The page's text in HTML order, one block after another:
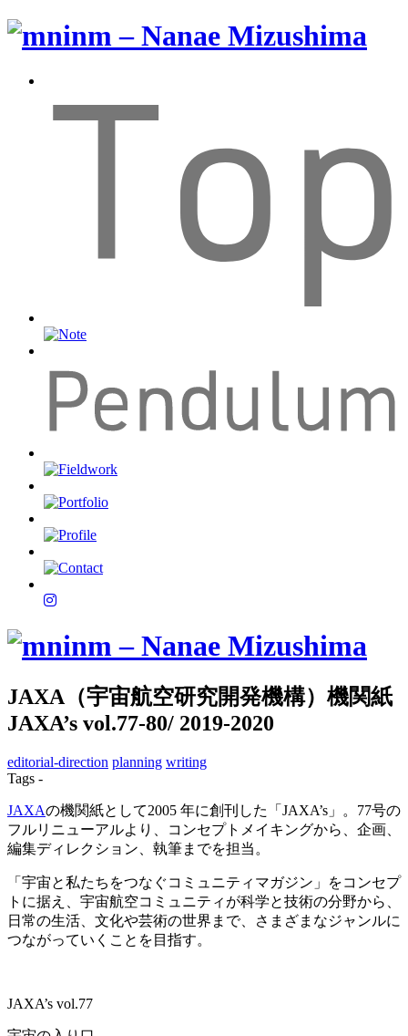
JAXA（宇宙航空研究開発機構）機関紙
JAXA’s vol.77-80/ 2019-2020
editorial-direction planning writing
Tags -
JAXAの機関紙として2005 年に創刊した「JAXA’s」。77号の
フルリニューアルより、コンセプトメイキングから、企画、
編集ディレクション、執筆までを担当。
「宇宙と私たちをつなぐコミュニティマガジン」をコンセプ
トに据え、宇宙航空コミュニティが科学と技術の分野から、
日常の生活、文化や芸術の世界まで、さまざまなジャンルに
つながっていくことを目指す。
JAXA’s vol.77